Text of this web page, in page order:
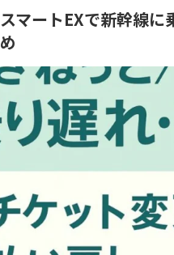
スマートEXで新幹線
め